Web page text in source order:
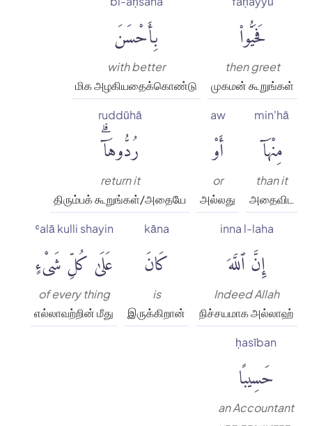
فَحَيُّوا۟
then greet
முகமன் கூறுங்கள்
بِأَحْسَنَ
with better
மிக அழகியதைக்கொண்டு
min'hā
مِنْهَآ
than it
அதைவிட
aw
أَوْ
or
அல்லது
ruddūhā
رُدُّوهَآۗ
return it
திரும்பக் கூறுங்கள்/அதையே
inna l-laha
إِنَّ ٱللَّهَ
Indeed Allah
நிச்சயமாக அல்லாஹ்
kāna
كَانَ
is
இருக்கிறான்
ʿalā kulli shayin
عَلَىٰ كُلِّ شَىْءٍ
of every thing
எல்லாவற்றின் மீது
ḥasīban
حَسِيبًا
an Accountant